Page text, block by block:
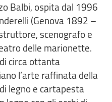
Balbi, ospita dal 1996
(Genova 1892 –
scenografo e
delle marionette.
circa ottanta
l’arte raffinata della
legno e cartapesta